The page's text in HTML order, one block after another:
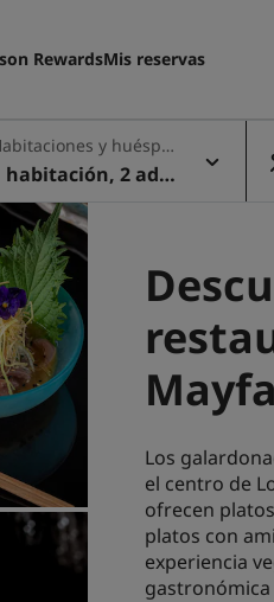
RewardsMis reservas
y huéspe
habitación, 2 adul
Los
el centro de
ofrecen
platos con
experiencia
gastronómica